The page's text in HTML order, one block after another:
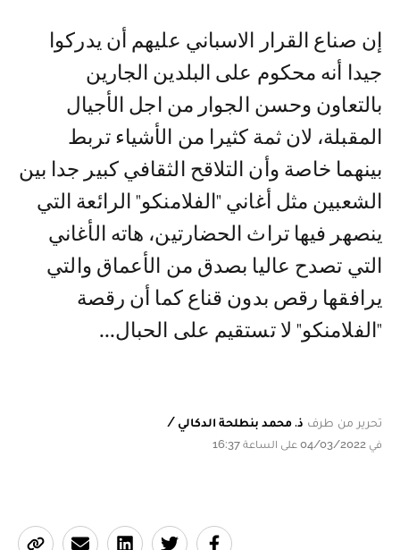
إن صناع القرار الاسباني عليهم أن يدركوا
جيدا أنه محكوم على البلدين الجارين
بالتعاون وحسن الجوار من اجل الأجيال
المقبلة، لان ثمة كثيرا من الأشياء تربط
بينهما خاصة وأن التلاقح الثقافي كبير جدا بين
الشعبين مثل أغاني "الفلامنكو" الرائعة التي
ينصهر فيها تراث الحضارتين، هاته الأغاني
التي تصدح عاليا بصدق من الأعماق والتي
يرافقها رقص بدون قناع كما أن رقصة
"الفلامنكو" لا تستقيم على الحبال...
تحرير من طرف ذ. محمد بنطلحة الدكالي /
في 04/03/2022 على الساعة 16:37